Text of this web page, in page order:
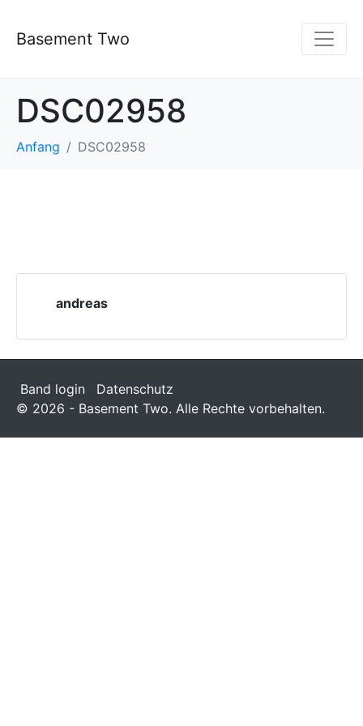
Basement Two
DSC02958
Anfang DSC02958
andreas
Band login
Datenschutz
© 2026 - Basement Two. Alle Rechte vorbehalten.